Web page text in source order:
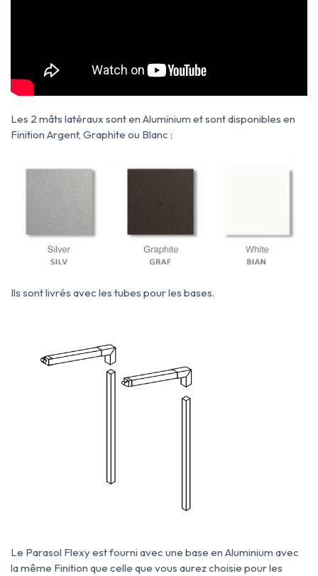
Les 2 mâts latéraux sont en Aluminium et sont disponibles en
Finition Argent, Graphite ou Blanc :
Ils sont livrés avec les tubes pour les bases.
Le Parasol Flexy est fourni avec une base en Aluminium avec
la même Finition que celle que vous aurez choisie pour les